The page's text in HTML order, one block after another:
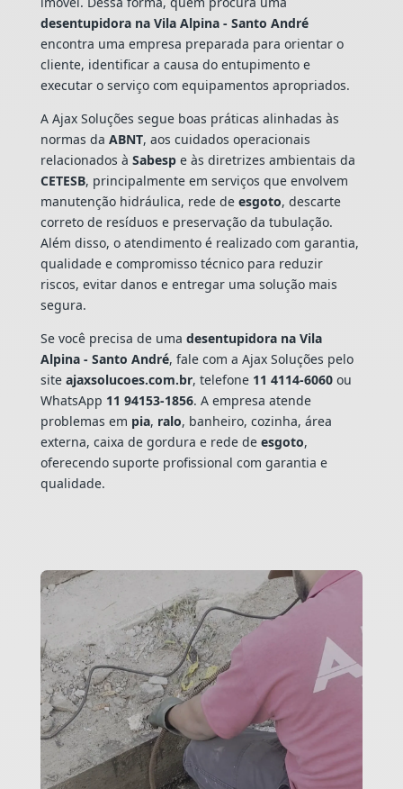
desentupidora na Vila Alpina - Santo André
encontra uma empresa preparada para orientar o
cliente, identificar a causa do entupimento e
executar o serviço com equipamentos apropriados.
A Ajax Soluções segue boas práticas alinhadas às
normas da ABNT, aos cuidados operacionais
relacionados à Sabespe às diretrizes ambientais da
CETESB, principalmente em serviços que envolvem
manutenção hidráulica, rede de esgoto, descarte
correto de resíduos e preservação da tubulação.
Além disso, o atendimento é realizado com garantia,
qualidade e compromisso técnico para reduzir
riscos, evitar danos e entregar uma solução mais
segura.
Se você precisa de uma desentupidora na Vila
Alpina - Santo André, fale com a Ajax Soluções pelo
site ajaxsolucoes.com.br, telefone 11 4114-6060ou
WhatsApp 11 94153-1856. A empresa atende
problemas em pia, ralo, banheiro, cozinha, área
externa, caixa de gordura e rede de esgoto,
oferecendo suporte profissional com garantia e
qualidade.